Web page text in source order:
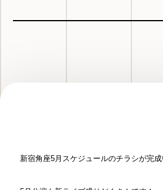
新宿角座5月スケジュールのチラシが完成